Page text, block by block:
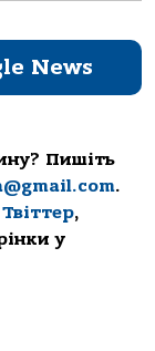
News
Пишіть
.
Твіттер,
у